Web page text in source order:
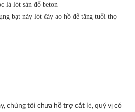
là lót sàn đổ beton
bạt này lót đáy ao hồ để tăng tuổi thọ
chúng tôi chưa hỗ trợ cắt lẻ, quý vị có